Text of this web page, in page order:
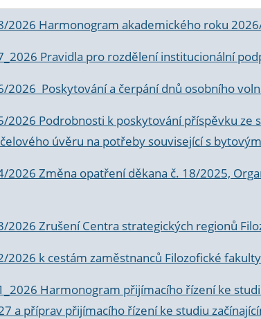
2026 Harmonogram akademického roku
Pravidla pro rozdělení institucionální
2026 Poskytování a čerpání dnů osobního
2026 Podrobnosti k poskytování příspěvku
úvěru na potřeby související s
2026 Změna opatření děkana č. 18/2025,
2026 Zrušení Centra strategických regionů
2026 k cestám zaměstnanců Filozofické
Harmonogram přijímacího řízení ke
a příprav přijímacího řízení ke studiu